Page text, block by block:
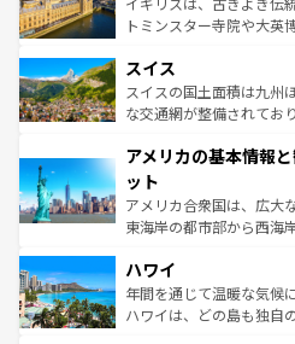
も豊かな歴史と文化が息
を参照してほしい。
してライン川沿いのワイ
は、お酒好きな人にはぜひ体験し
ドイツ情報はコンテンツ
トミンスター寺院や大英
リアごとに異なる魅力が
ティー、ビール好きには
戦など、本場だからこそ
ンツ一覧を参照してほし
スイス
スイスの国土面積は九州
な交通網が整備されてお
の建物がそのまま残る町
博物館もあり、アルプス
ことができる。国民の所
者向けの交通パス提供の
着のスイス情報は
アメリカの基本情報
ット
アメリカ合衆国は、広大
東海岸の都市部から西海
のような巨大都市は、観
ンメントが詰まった刺激
西部には大自然が広がり
ハワイ
年間を通じて温暖な気候
ハワイは、どの島も独自